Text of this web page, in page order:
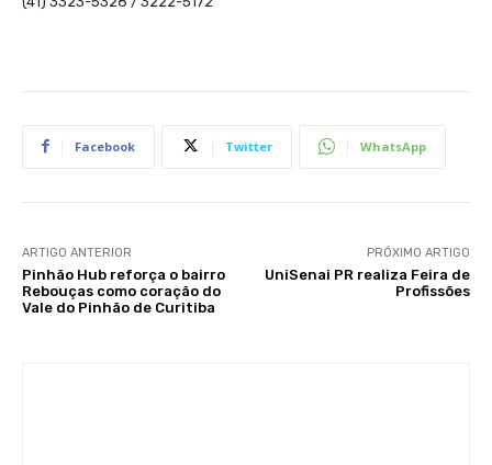
Facebook Twitter WhatsApp
ARTIGO ANTERIOR
Pinhão Hub reforça o bairro
Rebouças como coração do
Vale do Pinhão de Curitiba
PRÓXIMO ARTIGO
UniSenai PR realiza Feira de
Profissões